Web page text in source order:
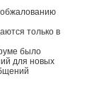
только в
было
для новых